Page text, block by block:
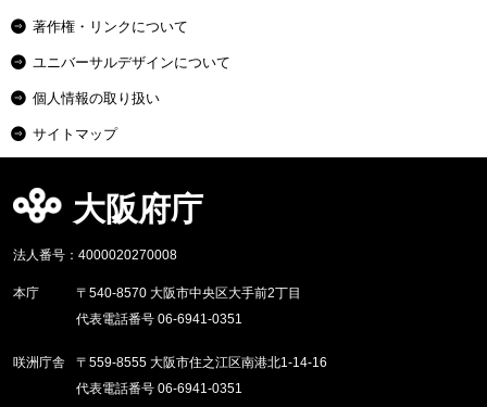
著作権・リンクについて
ユニバーサルデザインについて
個人情報の取り扱い
サイトマップ
大阪府庁
法人番号：4000020270008
本庁
〒540-8570 大阪市中央区大手前2丁目
代表電話番号 06-6941-0351
咲洲庁舎
〒559-8555 大阪市住之江区南港北1-14-16
代表電話番号 06-6941-0351